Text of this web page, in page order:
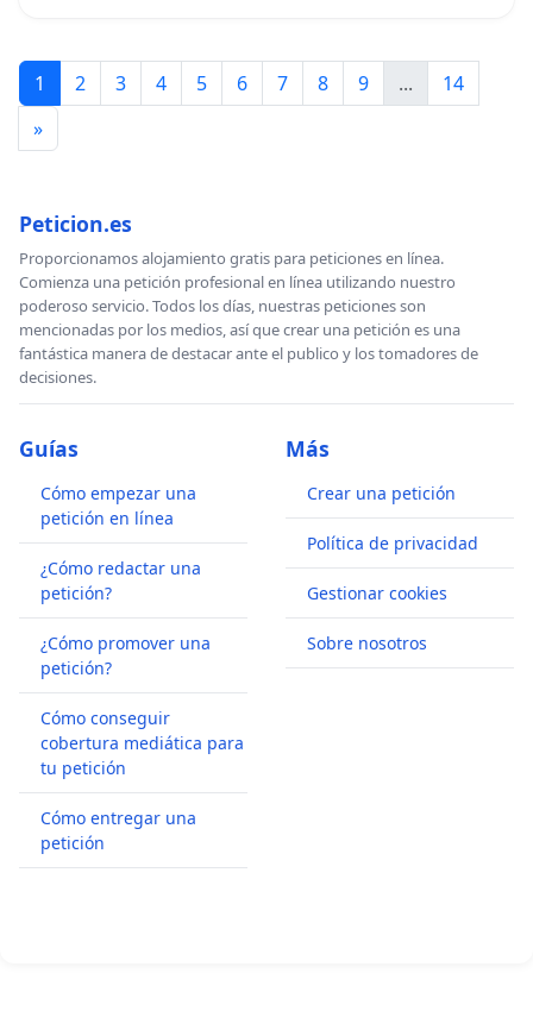
1 2 3 4 5 6 7 8 9 ...
14
»
Peticion.es
Proporcionamos alojamiento gratis para peticiones en línea.
Comienza una petición profesional en línea utilizando nuestro
poderoso servicio. Todos los días, nuestras peticiones son
mencionadas por los medios, así que crear una petición es una
fantástica manera de destacar ante el publico y los tomadores de
decisiones.
Guías
Cómo empezar una
petición en línea
¿Cómo redactar una
petición?
¿Cómo promover una
petición?
Cómo conseguir
cobertura mediática para
tu petición
Cómo entregar una
petición
Más
Crear una petición
Política de privacidad
Gestionar cookies
Sobre nosotros